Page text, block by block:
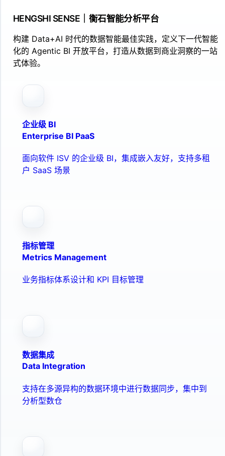
HENGSHI SENSE｜衡石智能分析平台
构建 Data+AI 时代的数据智能最佳实践，定义下一代智能
化的 Agentic BI 开放平台，打造从数据到商业洞察的一站
式体验。
企业级 BI
Enterprise BI PaaS
面向软件 ISV 的企业级 BI，集成嵌入友好，支持多租
户 SaaS 场景
指标管理
Metrics Management
业务指标体系设计和 KPI 目标管理
数据集成
Data Integration
支持在多源异构的数据环境中进行数据同步，集中到
分析型数仓